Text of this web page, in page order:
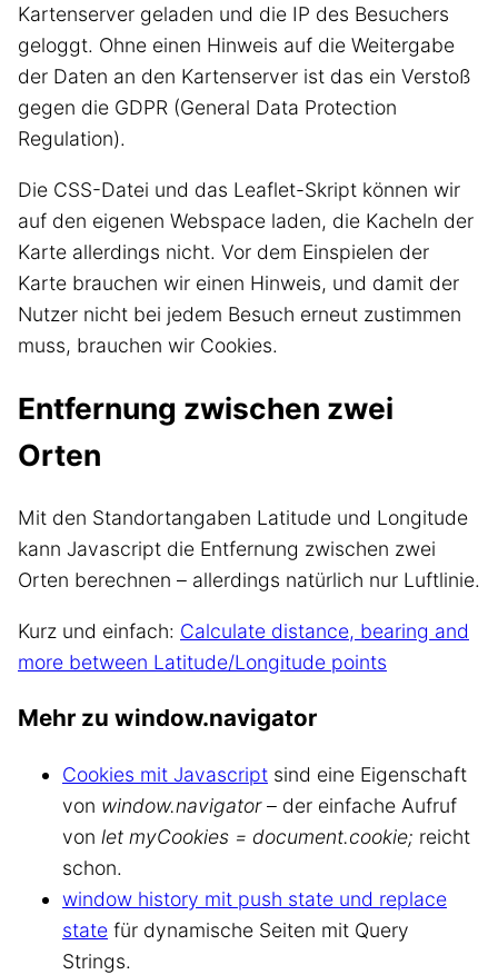
Kartenserver geladen und die IP des Besuchers
geloggt. Ohne einen Hinweis auf die Weitergabe
der Daten an den Kartenserver ist das ein Verstoß
gegen die GDPR (General Data Protection
Regulation).
Die CSS-Datei und das Leaflet-Skript können wir
auf den eigenen Webspace laden, die Kacheln der
Karte allerdings nicht. Vor dem Einspielen der
Karte brauchen wir einen Hinweis, und damit der
Nutzer nicht bei jedem Besuch erneut zustimmen
muss, brauchen wir Cookies.
Entfernung zwischen zwei
Orten
Mit den Standortangaben Latitude und Longitude
kann Javascript die Entfernung zwischen zwei
Orten berechnen – allerdings natürlich nur Luftlinie.
Kurz und einfach: Calculate distance, bearing and
more between Latitude/Longitude points
Mehr zu window.navigator
Cookies mit Javascript sind eine Eigenschaft
von window.navigator– der einfache Aufruf
von let myCookies = document.cookie; reicht
schon.
window history mit push state und replace
state für dynamische Seiten mit Query
Strings.